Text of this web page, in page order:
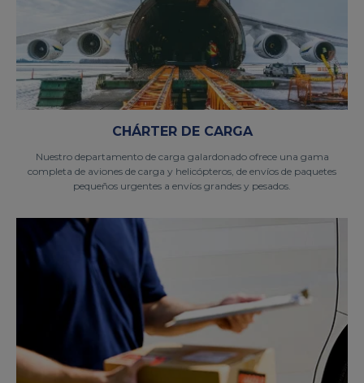
CHÁRTER DE CARGA
Nuestro departamento de carga galardonado ofrece una gama
completa de aviones de carga y helicópteros, de envíos de paquetes
pequeños urgentes a envíos grandes y pesados.